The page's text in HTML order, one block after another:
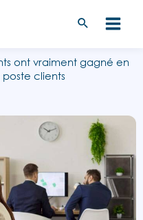
ont vraiment gagné en
clients